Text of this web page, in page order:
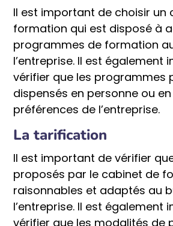
Il est important de choisir un
formation qui est disposé à
programmes de formation
l’entreprise. Il est également
vérifier que les programmes
dispensés en personne ou
préférences de l’entreprise.
La tarification
Il est important de vérifier
proposés par le cabinet de
raisonnables et adaptés au
l’entreprise. Il est également
vérifier que les modalités de